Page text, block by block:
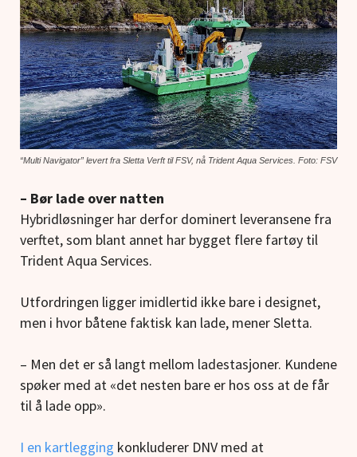
“Multi Navigator” levert fra Sletta Verft til FSV, nå Trident Aqua Services. Foto: FSV
– Bør lade over natten
Hybridløsninger har derfor dominert leveransene fra
verftet, som blant annet har bygget flere fartøy til
Trident Aqua Services.
Utfordringen ligger imidlertid ikke bare i designet,
men i hvor båtene faktisk kan lade, mener Sletta.
– Men det er så langt mellom ladestasjoner. Kundene
spøker med at «det nesten bare er hos oss at de får
til å lade opp».
I en kartlegging konkluderer DNV med at